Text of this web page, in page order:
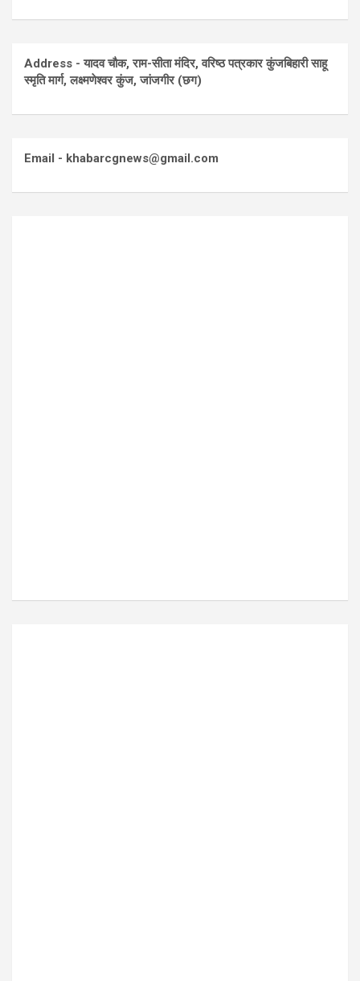
Address - यादव चौक, राम-सीता मंदिर, वरिष्ठ पत्रकार कुंजबिहारी साहू
स्मृति मार्ग, लक्ष्मणेश्वर कुंज, जांजगीर (छग)
Email - khabarcgnews@gmail.com